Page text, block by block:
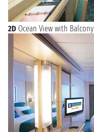
2D Ocean View with Balcony